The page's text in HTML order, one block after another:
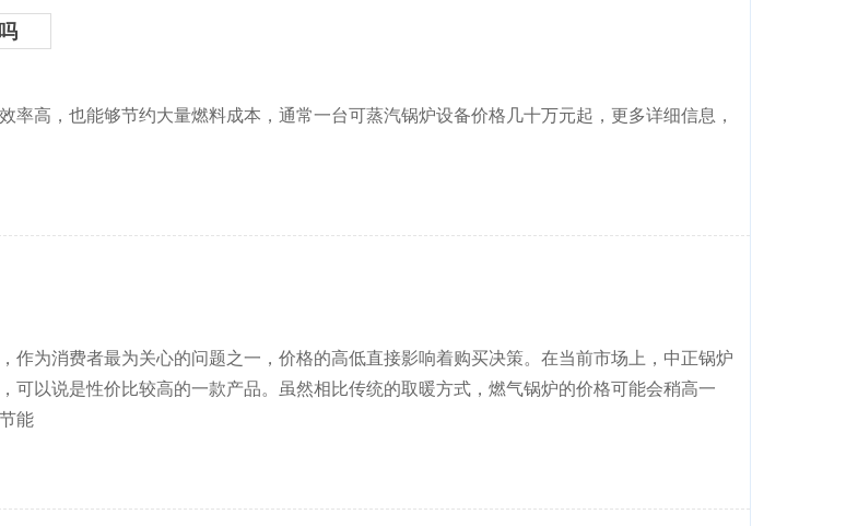
率高，也能够节约大量燃料成本，通常一台可蒸汽锅炉设备价格几十万元起，更多详细信息，
作为消费者最为关心的问题之一，价格的高低直接影响着购买决策。在当前市场上，中正锅炉
可以说是性价比较高的一款产品。虽然相比传统的取暖方式，燃气锅炉的价格可能会稍高一
能